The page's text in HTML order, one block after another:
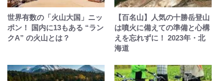
世界有数の「火山大国」ニッ
ポン！ 国内に13もある “ラン
クA” の火山とは？
【百名山】人気の十勝岳登山
は噴火に備えての準備と心構
えを忘れずに！ 2023年・北
海道